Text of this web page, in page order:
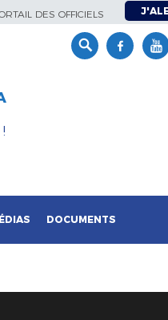
DES OFFICIELS
DOCUMENTS